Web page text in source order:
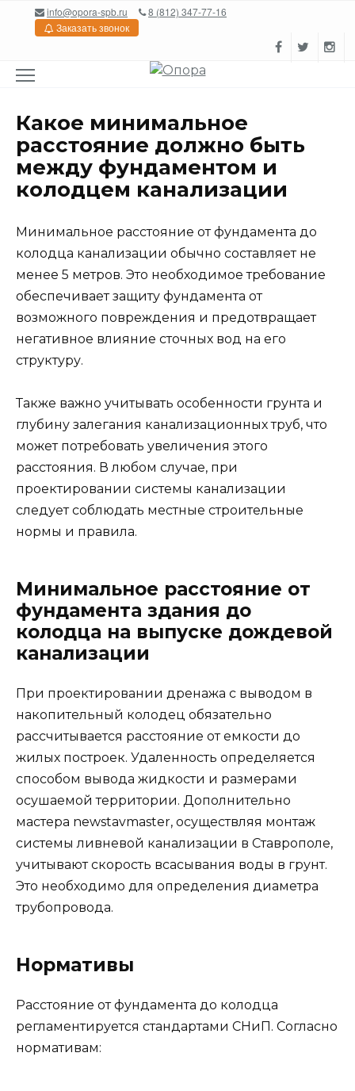
Перейтиinfo@opora-spb.ru
8 (812) 347-77-16
Заказать звонок
Какое минимальное
расстояние должно быть
между фундаментом и
колодцем канализации
Минимальное расстояние от фундамента до
колодца канализации обычно составляет не
менее 5 метров. Это необходимое требование
обеспечивает защиту фундамента от
возможного повреждения и предотвращает
негативное влияние сточных вод на его
структуру.
Также важно учитывать особенности грунта и
глубину залегания канализационных труб, что
может потребовать увеличения этого
расстояния. В любом случае, при
проектировании системы канализации
следует соблюдать местные строительные
нормы и правила.
Минимальное расстояние от
фундамента здания до
колодца на выпуске дождевой
канализации
При проектировании дренажа с выводом в
накопительный колодец обязательно
рассчитывается расстояние от емкости до
жилых построек. Удаленность определяется
способом вывода жидкости и размерами
осушаемой территории. Дополнительно
мастера newstavmaster, осуществляя монтаж
системы ливневой канализации в Ставрополе,
учитывают скорость всасывания воды в грунт.
Это необходимо для определения диаметра
трубопровода.
Нормативы
Расстояние от фундамента до колодца
регламентируется стандартами СНиП. Согласно
нормативам: